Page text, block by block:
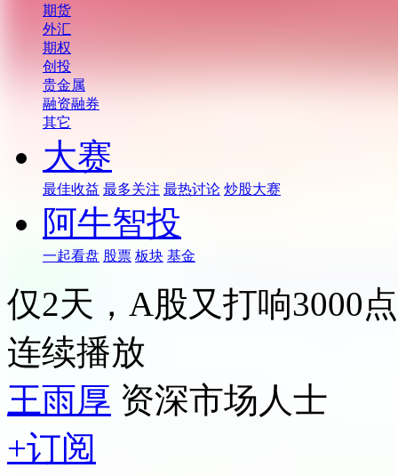
期货
外汇
期权
创投
贵金属
融资融券
其它
大赛
最佳收益 最多关注 最热讨论 炒股大赛
阿牛智投
一起看盘 股票 板块 基金
仅2天，A股又打响3000
连续播放
王雨厚 资深市场人士
+订阅